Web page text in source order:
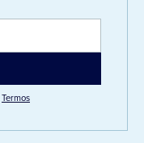
Termos